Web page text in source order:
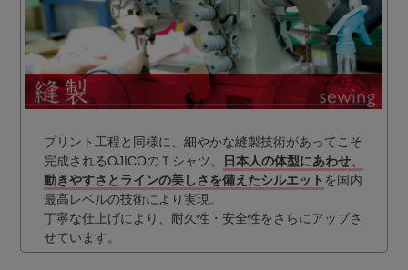
プリント工程と同様に、細やかな縫製技術があってこそ
完成されるOJICOのＴシャツ。
日本人の体型にあわせ、
動きやすさとラインの美しさを備えたシルエット を国内
最高レベルの技術により実現。
丁寧な仕上げにより、耐久性・安全性をさらにアップさ
せています。